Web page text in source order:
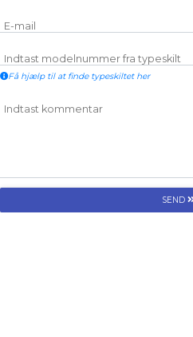
E-mail
Indtast modelnummer fra typeskilt
Få hjælp til at finde typeskiltet her
Indtast kommentar
SEND